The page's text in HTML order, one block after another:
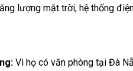
lượng mặt trời, hệ thống
Vì họ có văn phòng tại Đà